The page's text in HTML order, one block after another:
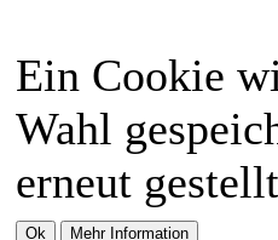
Ein Cookie
Wahl
erneut